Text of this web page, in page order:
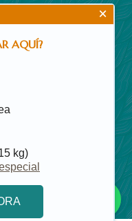
×
AQUÍ?
kg)